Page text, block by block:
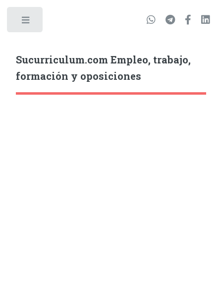
Sucurriculum.com Empleo, trabajo,
formación y oposiciones